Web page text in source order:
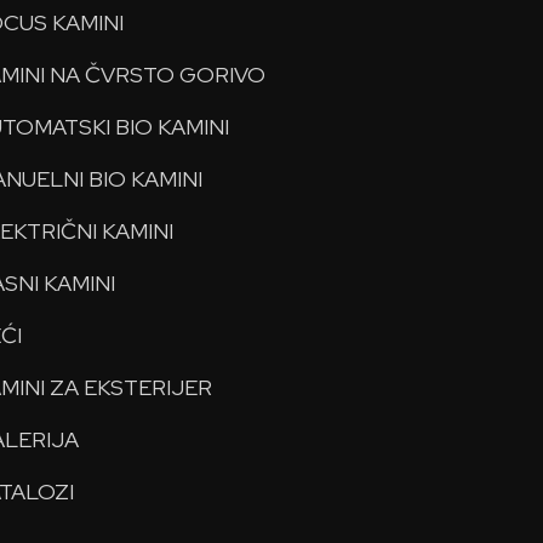
KAMINI
NA ČVRSTO GORIVO
BIO KAMINI
BIO KAMINI
KAMINI
KAMINI
ZA EKSTERIJER